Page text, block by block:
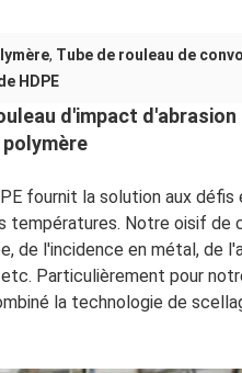
, Tube de rouleau de
HDPE
d'impact
polymère
fournit la solution aux défis
températures. Notre oisif de
de l'incidence en métal, de
Particulièrement pour
la technologie de